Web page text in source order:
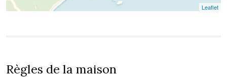
Leaflet
Règles de la maison